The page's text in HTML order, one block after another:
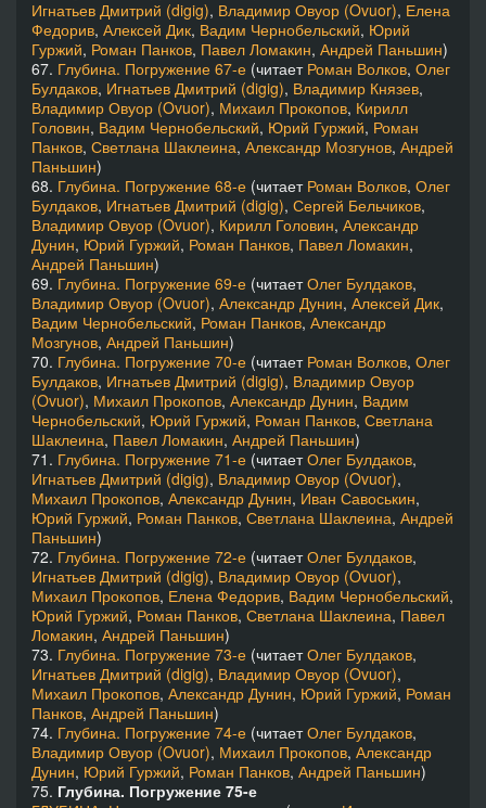
Игнатьев Дмитрий (digig), Владимир Овуор (Ovuor), Елена
Федорив, Алексей Дик, Вадим Чернобельский, Юрий
Гуржий, Роман Панков, Павел Ломакин, Андрей Паньшин)
67. Глубина. Погружение 67-е (читает Роман Волков, Олег
Булдаков, Игнатьев Дмитрий (digig), Владимир Князев,
Владимир Овуор (Ovuor), Михаил Прокопов, Кирилл
Головин, Вадим Чернобельский, Юрий Гуржий, Роман
Панков, Светлана Шаклеина, Александр Мозгунов, Андрей
Паньшин)
68. Глубина. Погружение 68-е (читает Роман Волков, Олег
Булдаков, Игнатьев Дмитрий (digig), Сергей Бельчиков,
Владимир Овуор (Ovuor), Кирилл Головин, Александр
Дунин, Юрий Гуржий, Роман Панков, Павел Ломакин,
Андрей Паньшин)
69. Глубина. Погружение 69-е (читаетОлег Булдаков,
Владимир Овуор (Ovuor), Александр Дунин, Алексей Дик,
Вадим Чернобельский, Роман Панков, Александр
Мозгунов, Андрей Паньшин)
70. Глубина. Погружение 70-е (читает Роман Волков, Олег
Булдаков, Игнатьев Дмитрий (digig), Владимир Овуор
(Ovuor), Михаил Прокопов, Александр Дунин, Вадим
Чернобельский, Юрий Гуржий, Роман Панков, Светлана
Шаклеина, Павел Ломакин, Андрей Паньшин)
71. Глубина. Погружение 71-е (читаетОлег Булдаков,
Игнатьев Дмитрий (digig), Владимир Овуор (Ovuor),
Михаил Прокопов, Александр Дунин, Иван Савоськин,
Юрий Гуржий, Роман Панков, Светлана Шаклеина, Андрей
Паньшин)
72. Глубина. Погружение 72-е (читаетОлег Булдаков,
Игнатьев Дмитрий (digig), Владимир Овуор (Ovuor),
Михаил Прокопов, Елена Федорив, Вадим Чернобельский,
Юрий Гуржий, Роман Панков, Светлана Шаклеина, Павел
Ломакин, Андрей Паньшин)
73. Глубина. Погружение 73-е (читаетОлег Булдаков,
Игнатьев Дмитрий (digig), Владимир Овуор (Ovuor),
Михаил Прокопов, Александр Дунин, Юрий Гуржий, Роман
Панков, Андрей Паньшин)
74. Глубина. Погружение 74-е (читаетОлег Булдаков,
Владимир Овуор (Ovuor), Михаил Прокопов, Александр
Дунин, Юрий Гуржий, Роман Панков, Андрей Паньшин)
75. Глубина. Погружение 75-е